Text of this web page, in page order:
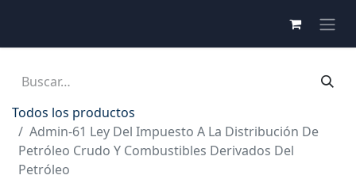
Todos los productos
Admin-61 Ley Del Impuesto A La Distribución De
Petróleo Crudo Y Combustibles Derivados Del
Petróleo